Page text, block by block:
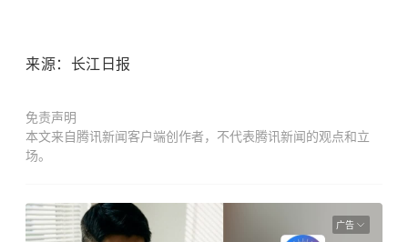
来源：长江日报
免责声明
本文来自腾讯新闻客户端创作者，不代表腾讯新闻的观点和立
场。
广告